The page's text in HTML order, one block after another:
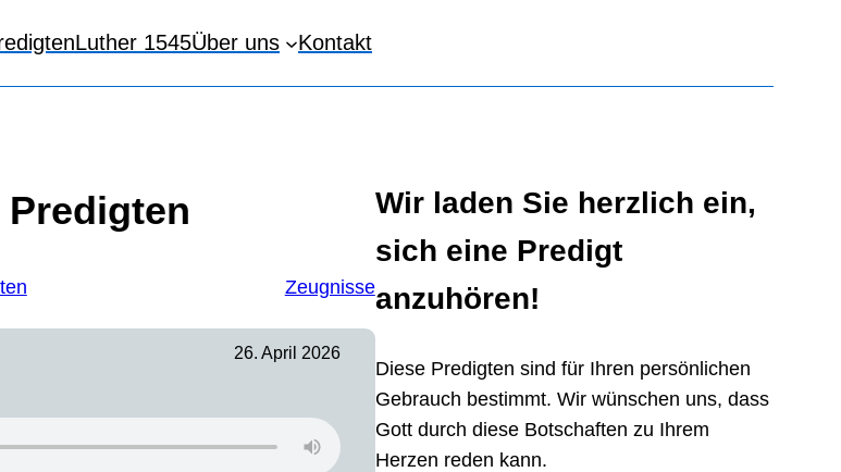
Luther 1545Über uns Kontakt
Zeugnisse
26. April 2026
Wir laden Sie herzlich ein,
sich eine Predigt
anzuhören!
Diese Predigten sind für Ihren persönlichen
Gebrauch bestimmt. Wir wünschen uns, dass
Gott durch diese Botschaften zu Ihrem
Herzen reden kann.